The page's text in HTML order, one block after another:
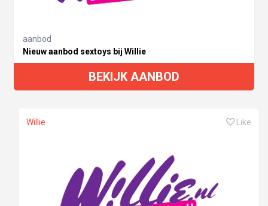
aanbod
Nieuw aanbod sextoys bij Willie
BEKIJK AANBOD
Willie Like